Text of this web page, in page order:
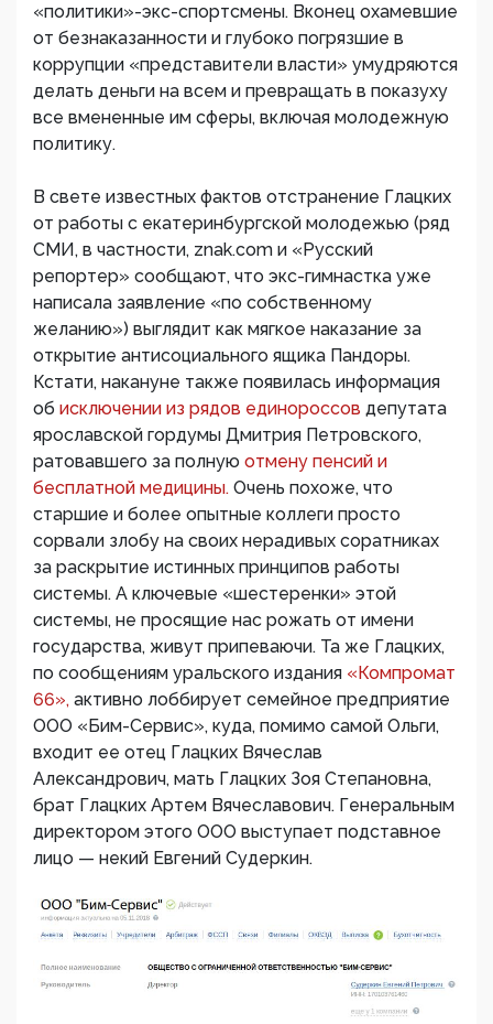
«политики»-экс-спортсмены. Вконец охамевшие
от безнаказанности и глубоко погрязшие в
коррупции «представители власти» умудряются
делать деньги на всем и превращать в показуху
все вмененные им сферы, включая молодежную
политику.
В свете известных фактов отстранение Глацких
от работы с екатеринбургской молодежью (ряд
СМИ, в частности, znak.com и «Русский
репортер» сообщают, что экс-гимнастка уже
написала заявление «по собственному
желанию») выглядит как мягкое наказание за
открытие антисоциального ящика Пандоры.
Кстати, накануне также появилась информация
об исключении из рядов единороссов депутата
ярославской гордумы Дмитрия Петровского,
ратовавшего за полную отмену пенсий и
бесплатной медицины. Очень похоже, что
старшие и более опытные коллеги просто
сорвали злобу на своих нерадивых соратниках
за раскрытие истинных принципов работы
системы. А ключевые «шестеренки» этой
системы, не просящие нас рожать от имени
государства, живут припеваючи. Та же Глацких,
по сообщениям уральского издания «Компромат
66», активно лоббирует семейное предприятие
ООО «Бим-Сервис», куда, помимо самой Ольги,
входит ее отец Глацких Вячеслав
Александрович, мать Глацких Зоя Степановна,
брат Глацких Артем Вячеславович. Генеральным
директором этого ООО выступает подставное
лицо — некий Евгений Судеркин.